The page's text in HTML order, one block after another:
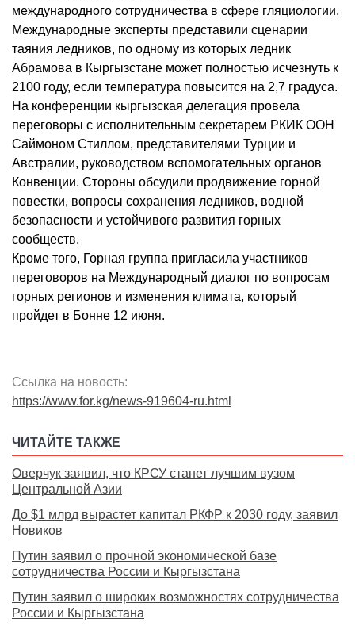
международного сотрудничества в сфере гляциологии.
Международные эксперты представили сценарии
таяния ледников, по одному из которых ледник
Абрамова в Кыргызстане может полностью исчезнуть к
2100 году, если температура повысится на 2,7 градуса.
На конференции кыргызская делегация провела
переговоры с исполнительным секретарем РКИК ООН
Саймоном Стиллом, представителями Турции и
Австралии, руководством вспомогательных органов
Конвенции. Стороны обсудили продвижение горной
повестки, вопросы сохранения ледников, водной
безопасности и устойчивого развития горных
сообществ.
Кроме того, Горная группа пригласила участников
переговоров на Международный диалог по вопросам
горных регионов и изменения климата, который
пройдет в Бонне 12 июня.
Ссылка на новость:
https://www.for.kg/news-919604-ru.html
ЧИТАЙТЕ ТАКЖЕ
Оверчук заявил, что КРСУ станет лучшим вузом
Центральной Азии
До $1 млрд вырастет капитал РКФР к 2030 году, заявил
Новиков
Путин заявил о прочной экономической базе
сотрудничества России и Кыргызстана
Путин заявил о широких возможностях сотрудничества
России и Кыргызстана